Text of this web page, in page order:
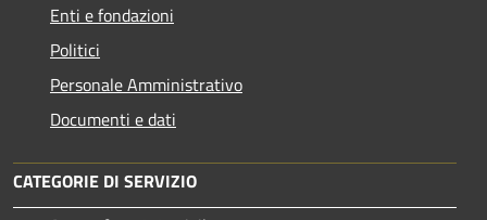
Enti e fondazioni
Politici
Personale Amministrativo
Documenti e dati
CATEGORIE DI SERVIZIO